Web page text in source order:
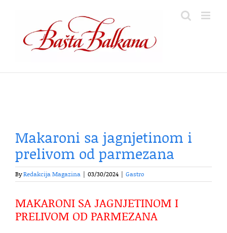
content
Makaroni sa jagnjetinom i
prelivom od parmezana
ByRedakcija Magazina 03/30/2024 Gastro
MAKARONI SA JAGNJETINOM I
PRELIVOM OD PARMEZANA